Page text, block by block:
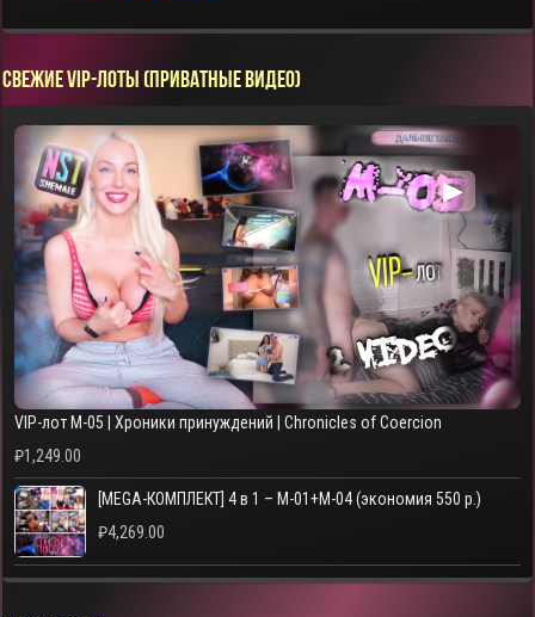
СВЕЖИЕ VIP-ЛОТЫ (ПРИВАТНЫЕ ВИДЕО)
▶
VIP-лот M-05 | Хроники принуждений | Chronicles of Coercion
₽1,249.00
[MEGA-КОМПЛЕКТ] 4 в 1 – M-01+M-04 (экономия 550 р.)
₽4,269.00